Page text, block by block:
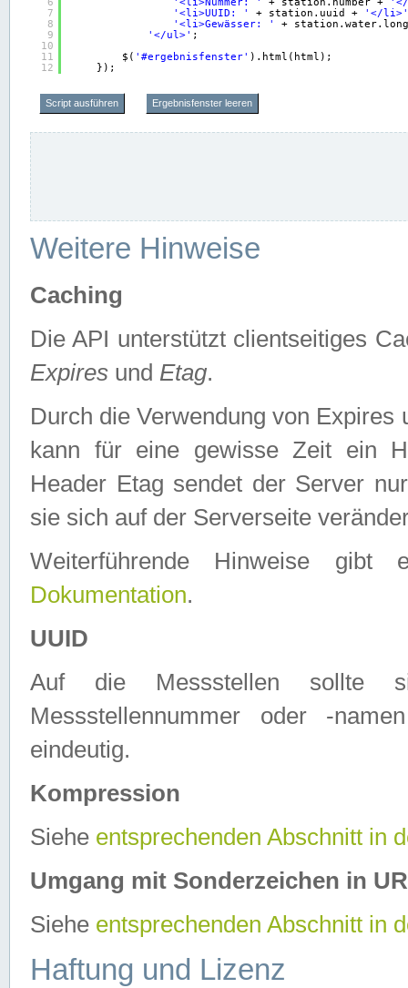
7
8
9
10
11
12
'<li>UUID: '
+ station.uuid +
'</li>'
'<li>Gewässer: '
+
'</ul>' ;
$( '#ergebnisfenster' ).html(html);
});
Script ausführen Ergebnisfenster leeren
Weitere Hinweise
Caching
Die API unterstützt clientseitiges
Expires und Etag.
Durch die Verwendung von
kann für eine gewisse Zeit ein
Header Etag sendet der Server
sie sich auf der Serverseite
Weiterführende Hinweise
Dokumentation.
UUID
Auf die Messstellen sollte
Messstellennummer oder -
eindeutig.
Kompression
Siehe entsprechenden Abschnitt in
Umgang mit Sonderzeichen in
Siehe entsprechenden Abschnitt in
Haftung und Lizenz